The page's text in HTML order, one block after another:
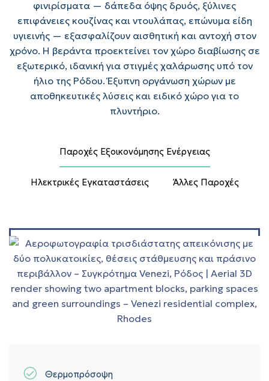
φινιρίσματα — δάπεδα όψης δρυός, ξύλινες
επιφάνειες κουζίνας και ντουλάπας, επώνυμα είδη
υγιεινής — εξασφαλίζουν αισθητική και αντοχή στον
χρόνο. Η βεράντα προεκτείνει τον χώρο διαβίωσης σε
εξωτερικό, ιδανική για στιγμές χαλάρωσης υπό τον
ήλιο της Ρόδου. Έξυπνη οργάνωση χώρων με
αποθηκευτικές λύσεις και ειδικό χώρο για το
πλυντήριο.
Παροχές Εξοικονόμησης Ενέργειας
Ηλεκτρικές Εγκαταστάσεις Άλλες Παροχές
Θερμοπρόσοψη